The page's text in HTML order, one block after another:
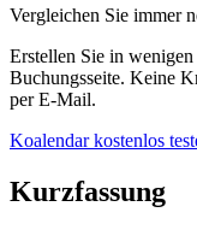
Vergleichen Sie immer
Erstellen Sie in
Buchungsseite. Keine
per E-Mail.
Koalendar kostenlos
Kurzfassung